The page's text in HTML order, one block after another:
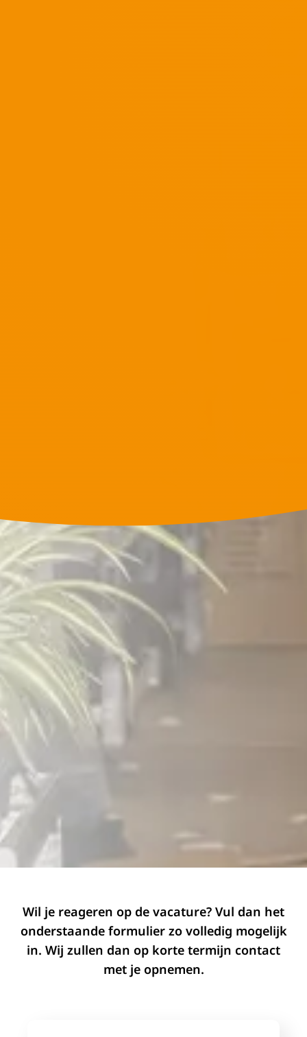
Wil je reageren op de vacature? Vul dan het
onderstaande formulier zo volledig mogelijk
in. Wij zullen dan op korte termijn contact
met je opnemen.